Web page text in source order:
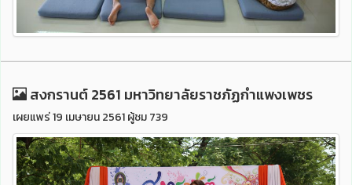
สงกรานต์ 2561 มหาวิทยาลัยราชภัฏกำแพงเพชร
เผยแพร่ 19 เมษายน 2561 ผู้ชม 739